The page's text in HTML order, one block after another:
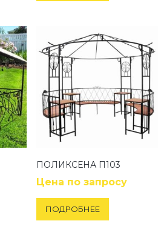
ПОЛИКСЕНА П103
Цена по запросу
ПОДРОБНЕЕ